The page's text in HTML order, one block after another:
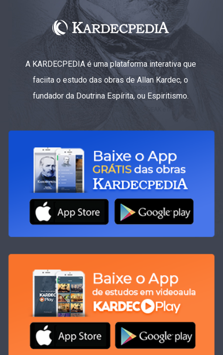
A KARDECPEDIA é uma plataforma interativa que
faciita o estudo das obras de Allan Kardec, o
fundador da Doutrina Espírita, ou Espiritismo.